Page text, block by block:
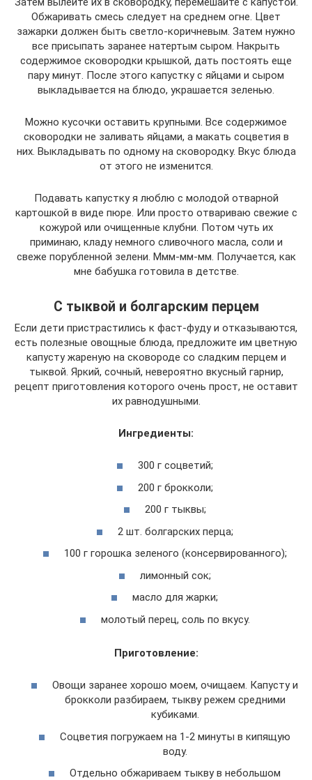
Обжаривать смесь следует на среднем огне. Цвет
зажарки должен быть светло-коричневым. Затем нужно
все присыпать заранее натертым сыром. Накрыть
содержимое сковородки крышкой, дать постоять еще
пару минут. После этого капустку с яйцами и сыром
выкладывается на блюдо, украшается зеленью.
Можно кусочки оставить крупными. Все содержимое
сковородки не заливать яйцами, а макать соцветия в
них. Выкладывать по одному на сковородку. Вкус блюда
от этого не изменится.
Подавать капустку я люблю с молодой отварной
картошкой в виде пюре. Или просто отвариваю свежие с
кожурой или очищенные клубни. Потом чуть их
приминаю, кладу немного сливочного масла, соли и
свеже порубленной зелени. Ммм-мм-мм. Получается, как
мне бабушка готовила в детстве.
С тыквой и болгарским перцем
Если дети пристрастились к фаст-фуду и отказываются,
есть полезные овощные блюда, предложите им цветную
капусту жареную на сковороде со сладким перцем и
тыквой. Яркий, сочный, невероятно вкусный гарнир,
рецепт приготовления которого очень прост, не оставит
их равнодушными.
Ингредиенты:
300 г соцветий;
200 г брокколи;
200 г тыквы;
2 шт. болгарских перца;
100 г горошка зеленого (консервированного);
лимонный сок;
масло для жарки;
молотый перец, соль по вкусу.
Приготовление:
Овощи заранее хорошо моем, очищаем. Капусту и
брокколи разбираем, тыкву режем средними
кубиками.
Соцветия погружаем на 1-2 минуты в кипящую
воду.
Отдельно обжариваем тыкву в небольшом